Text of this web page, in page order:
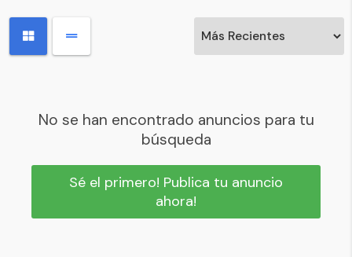
No se han encontrado anuncios para tu
búsqueda
Sé el primero! Publica tu anuncio
ahora!